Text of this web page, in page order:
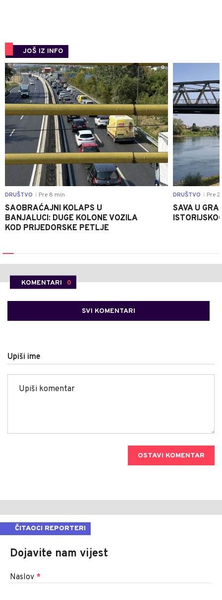
JOŠ IZ INFO
0
DRUŠTVO Pre 8 min
SAOBRAĆAJNI KOLAPS U
BANJALUCI: DUGE KOLONE VOZILA
KOD PRIJEDORSKE PETLJE
DRUŠTVO Pre
SAVA U
KOMENTARI 0
SVI KOMENTARI
Upiši ime
OSTAVI KOMENTAR
ČITAOCI REPORTERI
Dojavite nam vijest
Naslov *